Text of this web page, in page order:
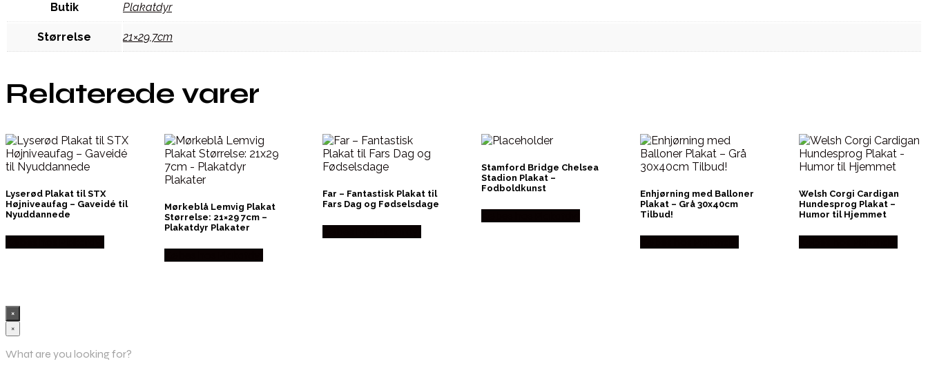
Butik Plakatdyr
Størrelse 21×29,7cm
Relaterede varer
Lyserød Plakat til STX
Højniveaufag – Gaveidé til
Nyuddannede
Mørkeblå Lemvig Plakat
Størrelse: 21×29 7cm –
Plakatdyr Plakater
Far – Fantastisk Plakat til
Fars Dag og Fødselsdage
Stamford Bridge Chelsea
Stadion Plakat –
Fodboldkunst
Enhjørning med Balloner
Plakat – Grå 30x40cm
Tilbud!
Welsh Corgi Cardigan
Hundesprog Plakat –
Humor til Hjemmet
×
×
What are you looking for?